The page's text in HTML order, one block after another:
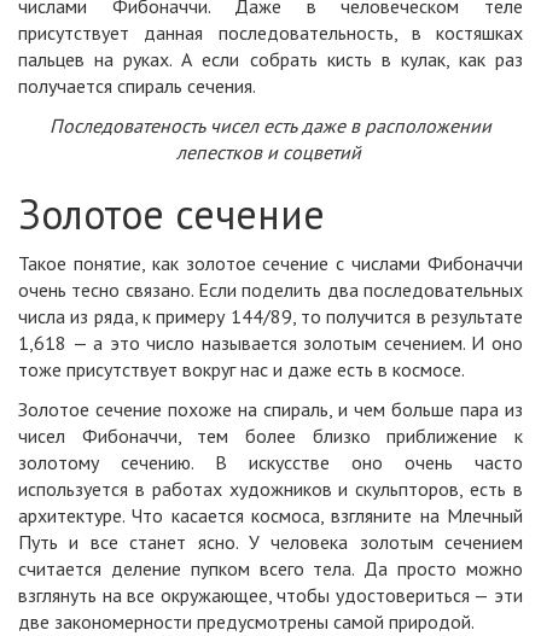
числами Фибоначчи. Даже в человеческом теле
присутствует данная последовательность, в костяшках
пальцев на руках. А если собрать кисть в кулак, как раз
получается спираль сечения.
Последоватеность чисел есть даже в расположении
лепестков и соцветий
Золотое сечение
Такое понятие, как золотое сечение с числами Фибоначчи
очень тесно связано. Если поделить два последовательных
числа из ряда, к примеру 144/89, то получится в результате
1,618 — а это число называется золотым сечением. И оно
тоже присутствует вокруг нас и даже есть в космосе.
Золотое сечение похоже на спираль, и чем больше пара из
чисел Фибоначчи, тем более близко приближение к
золотому сечению. В искусстве оно очень часто
используется в работах художников и скульпторов, есть в
архитектуре. Что касается космоса, взгляните на Млечный
Путь и все станет ясно. У человека золотым сечением
считается деление пупком всего тела. Да просто можно
взглянуть на все окружающее, чтобы удостовериться — эти
две закономерности предусмотрены самой природой.